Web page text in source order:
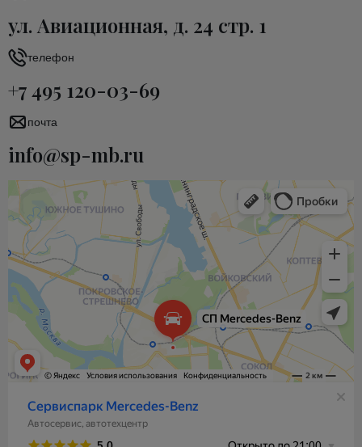
ул. Авиационная, д. 24 стр. 1
телефон
+7 495 120-03-69
почта
info@sp-mb.ru